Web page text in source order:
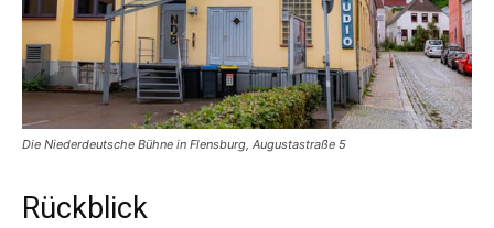
Die Niederdeutsche Bühne in Flensburg, Augustastraße 5
Rückblick